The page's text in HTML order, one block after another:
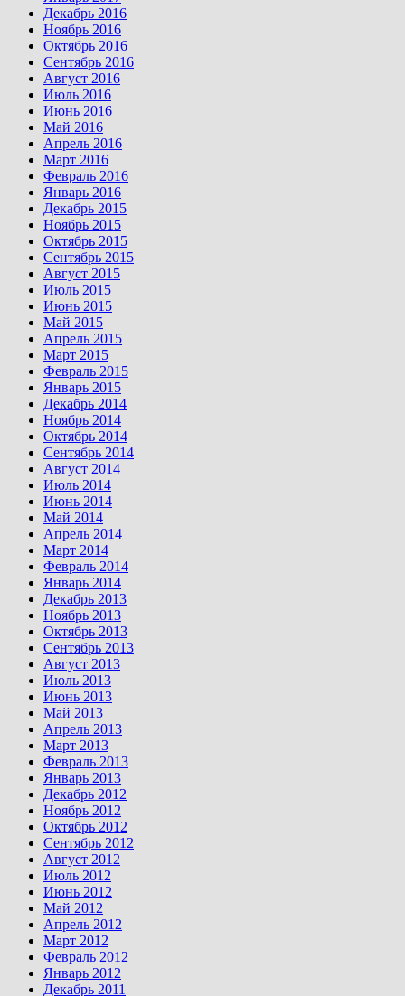
Декабрь 2016
Ноябрь 2016
Октябрь 2016
Сентябрь 2016
Август 2016
Июль 2016
Июнь 2016
Май 2016
Апрель 2016
Март 2016
Февраль 2016
Январь 2016
Декабрь 2015
Ноябрь 2015
Октябрь 2015
Сентябрь 2015
Август 2015
Июль 2015
Июнь 2015
Май 2015
Апрель 2015
Март 2015
Февраль 2015
Январь 2015
Декабрь 2014
Ноябрь 2014
Октябрь 2014
Сентябрь 2014
Август 2014
Июль 2014
Июнь 2014
Май 2014
Апрель 2014
Март 2014
Февраль 2014
Январь 2014
Декабрь 2013
Ноябрь 2013
Октябрь 2013
Сентябрь 2013
Август 2013
Июль 2013
Июнь 2013
Май 2013
Апрель 2013
Март 2013
Февраль 2013
Январь 2013
Декабрь 2012
Ноябрь 2012
Октябрь 2012
Сентябрь 2012
Август 2012
Июль 2012
Июнь 2012
Май 2012
Апрель 2012
Март 2012
Февраль 2012
Январь 2012
Декабрь 2011